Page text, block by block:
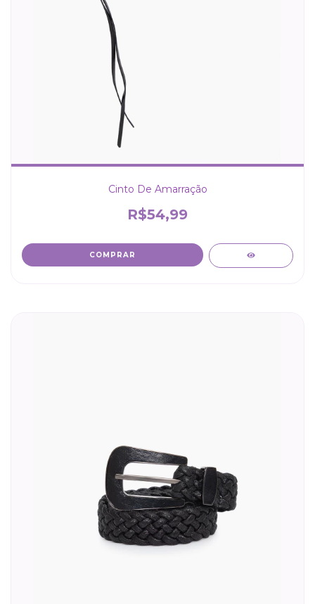
Cinto De Amarração
R$54,99
COMPRAR